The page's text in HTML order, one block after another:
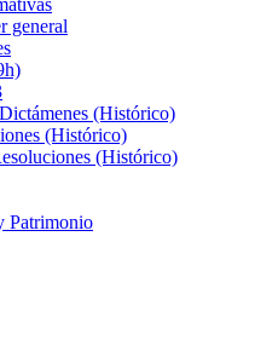
general
(Histórico)
(Histórico)
(Histórico)
Patrimonio